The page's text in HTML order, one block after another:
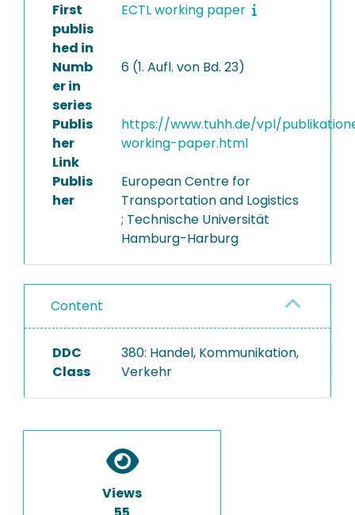
First
publis
hed in
ECTL working paper
Numb
er in
series
6 (1. Aufl. von Bd. 23)
Publis
her
Link
https://www.tuhh.de/vpl/
working-paper.html
Publis
her
European Centre for
Transportation and Logistics
; Technische Universität
Hamburg-Harburg
Content
DDC
Class
380: Handel, Kommunikation,
Verkehr
Views